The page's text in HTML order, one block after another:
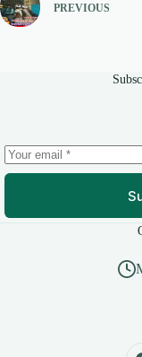
PREVIOUS